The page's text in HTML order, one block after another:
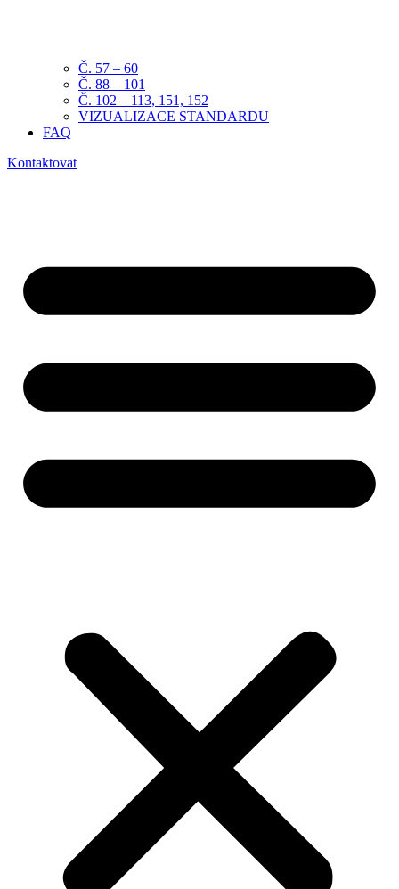
Č. 57 – 60
Č. 88 – 101
Č. 102 – 113, 151, 152
VIZUALIZACE STANDARDU
FAQ
Kontaktovat